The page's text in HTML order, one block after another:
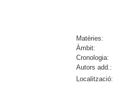
Matèries:
Àmbit:
Cronologia:
Autors add.:
Localització: